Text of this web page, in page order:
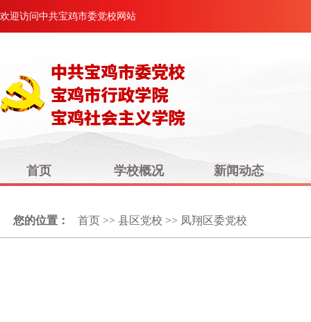
欢迎访问中共宝鸡市委党校网站
首页 学校概况 新闻动态
您的位置： 首页>> 县区党校 >> 凤翔区委党校